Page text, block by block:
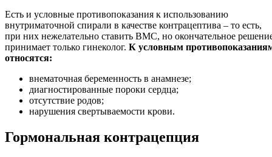
Есть и условные противопоказания к использованию
внутриматочной спирали в качестве контрацептива – то есть,
при них нежелательно ставить ВМС, но окончательное
принимает только гинеколог. К условным
относятся:
внематочная беременность в анамнезе;
диагностированные пороки сердца;
отсутствие родов;
нарушения свертываемости крови.
Гормональная контрацепция